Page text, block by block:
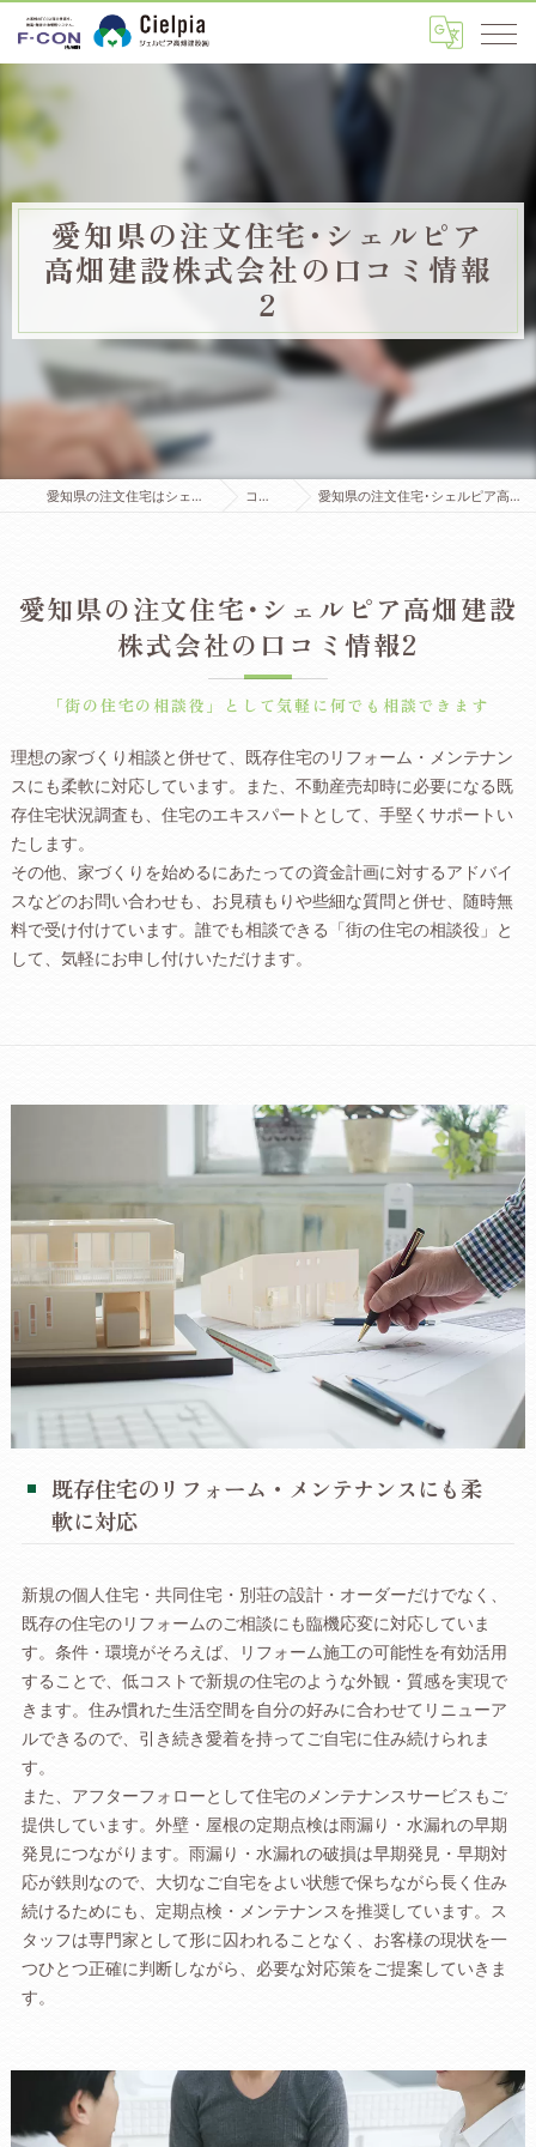
愛知県の注文住宅･シェルピア
高畑建設株式会社の口コミ情報
2
愛知県の注文住宅はシェルピア高畑建設株式会社 コンセプト 愛知県の注文住宅･シェルピア高畑建設株式会社の口コミ情報2
「街の住宅の相談役」として気軽に何でも相談できます
愛知県の注文住宅･シェルピア高畑建設
株式会社の口コミ情報2
理想の家づくり相談と併せて、既存住宅のリフォーム・メンテナン
スにも柔軟に対応しています。また、不動産売却時に必要になる既
存住宅状況調査も、住宅のエキスパートとして、手堅くサポートい
たします。
その他、家づくりを始めるにあたっての資金計画に対するアドバイ
スなどのお問い合わせも、お見積もりや些細な質問と併せ、随時無
料で受け付けています。誰でも相談できる「街の住宅の相談役」と
して、気軽にお申し付けいただけます。
既存住宅のリフォーム・メンテナンスにも柔
軟に対応
新規の個人住宅・共同住宅・別荘の設計・オーダーだけでなく、
既存の住宅のリフォームのご相談にも臨機応変に対応していま
す。条件・環境がそろえば、リフォーム施工の可能性を有効活用
することで、低コストで新規の住宅のような外観・質感を実現で
きます。住み慣れた生活空間を自分の好みに合わせてリニューア
ルできるので、引き続き愛着を持ってご自宅に住み続けられま
す。
また、アフターフォローとして住宅のメンテナンスサービスもご
提供しています。外壁・屋根の定期点検は雨漏り・水漏れの早期
発見につながります。雨漏り・水漏れの破損は早期発見・早期対
応が鉄則なので、大切なご自宅をよい状態で保ちながら長く住み
続けるためにも、定期点検・メンテナンスを推奨しています。ス
タッフは専門家として形に囚われることなく、お客様の現状を一
つひとつ正確に判断しながら、必要な対応策をご提案していきま
す。